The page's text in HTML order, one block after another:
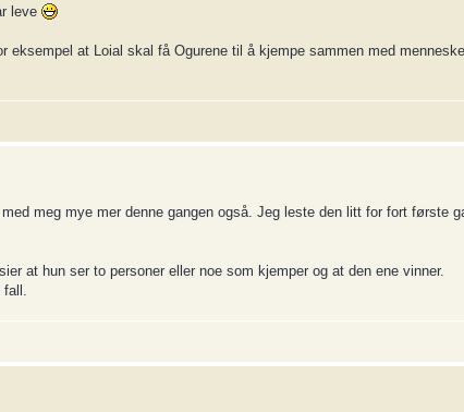
leve
at Loial skal få Ogurene til å kjempe sammen med
meg mye mer denne gangen også. Jeg leste den litt for fort første
at hun ser to personer eller noe som kjemper og at den ene vinner.
fall.